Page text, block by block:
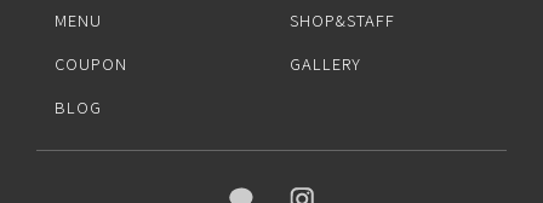
MENU
SHOP&STAFF
COUPON
GALLERY
BLOG